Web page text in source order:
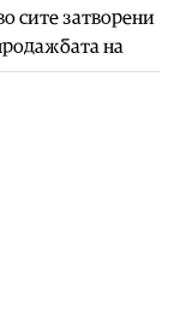
сите затворени
на